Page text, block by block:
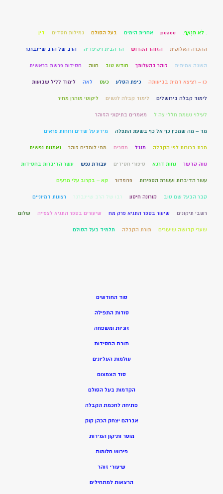
. לֹא תִנְאָף. peace אחרית הימים בעל הסולם גמילות חסדים דין
ההכרה האלוקית הזוהר הקדוש הר הבית ויקיפדיה הרב של הרב שיינברגר
השגה אמיתית זוהר בהעלותך חודש טוב חווה חסידות פרשת בראשית
כו – רציצא דמית בביעותה כיפת הסלע כעס לאה לימוד לליל שבועות
לימוד קבלה בירושלים לימוד קבלה לנשים ליקוטי מוהרן מחיר
לעילוי נשמת חללי צה ל מאמרים בתיקוני הזוהר
מד – מה שמכין כף אל כף בשעת התפלה מידע על שדים ורוחות פראים
מכת בכורות לפי הקבלה מנגל מסרים מתי לומדים זוהר נאמנות נפשית
נווה קדשך נחות דרגא סיפורי חסידים עבודת נפש עשר הדיברות בחסידות
עשר הדיברות ועשרת הספירות פרוזדור קא – בקרוב עלי מרעים
קבר הבעל שם טוב קורונה חיסון רבו של הרב שיינברגר רצונות דמיוניים
רשבי תיקונים שיעור בספר התניא פרק מח שיעורים בספר התניא לצפייה שלום
שערי קדושה שיעורים תורת הקבלה תלמיד בעל הסולם
סוד החודשים
סודות התפילה
זוגיות ומשפחה
תורת החסידות
עולמות העליונים
סוד הצמצום
הקדמות בעל הסולם
פתיחה לחכמת הקבלה
אברהם יצחק הכהן קוק
מוסר ותיקון המידות
פירוש חלומות
שיעורי זוהר
הרצאות למתחילים